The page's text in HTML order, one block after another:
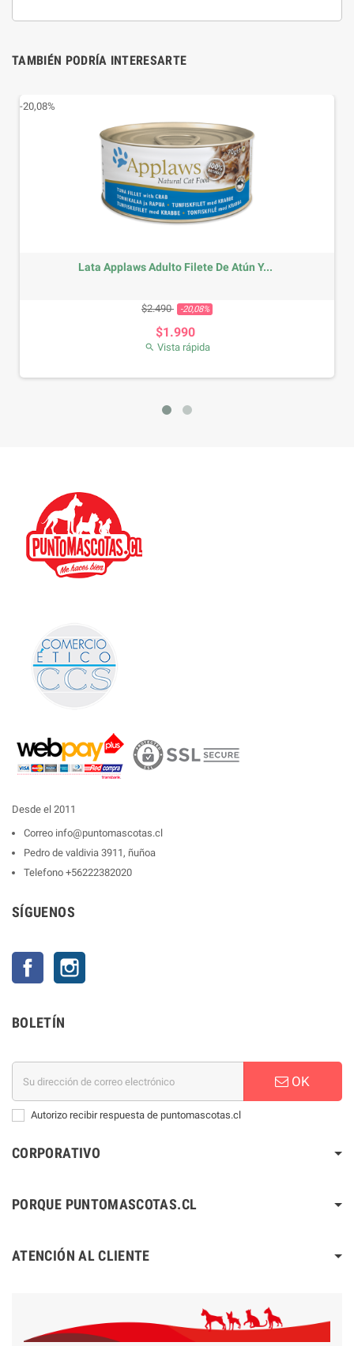
TAMBIÉN PODRÍA INTERESARTE
Lata Applaws Adulto Filete De Atún Y...
Precio base
$2.490 -20,08% Precio
$1.990
-20,08%
 Vista rápida
Desde el 2011
Correo info@puntomascotas.cl
Pedro de valdivia 3911, ñuñoa
Telefono +56222382020
SÍGUENOS
Facebook
BOLETÍN
OK
Autorizo recibir respuesta de puntomascotas.cl
CORPORATIVO
PORQUE PUNTOMASCOTAS.CL
ATENCIÓN AL CLIENTE